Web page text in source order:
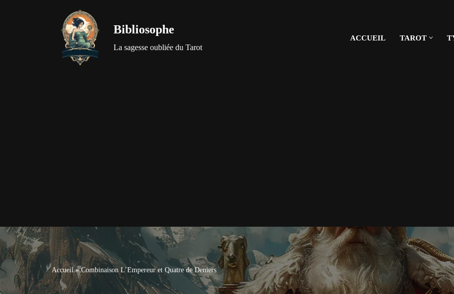
Bibliosophe
La sagesse oubliée du Tarot
ACCUEIL TAROT
Accueil»Combinaison L’Empereur et Quatre de Deniers